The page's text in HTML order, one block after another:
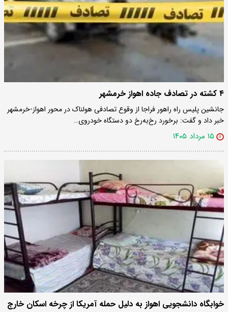
۴ کشته در تصادف جاده اهواز خرمشهر
جانشین پلیس راه راهور فراجا از وقوع تصادفی هولناک در محور اهواز-خرمشهر
خبر داد و گفت: برخورد رخ‌به‌رخ دو دستگاه خودروی…
۱۵ مرداد ۱۴۰۵
خوابگاه دانشجویی اهواز به دلیل حمله آمریکا از چرخه اسکان خارج